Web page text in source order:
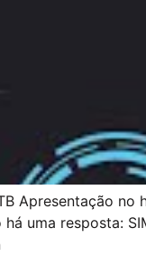
Apresentação
uma resposta: